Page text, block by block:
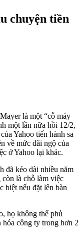
chuyện tiền
là một “cỗ máy
một lần nữa hồi 12/2,
Yahoo tiến hành sa
về mức đãi ngộ của
ở Yahoo lại khác.
đã kéo dài nhiều năm
là chỗ làm việc
biệt nếu đặt lên bàn
họ không thể phủ
công ty trong hơn 2